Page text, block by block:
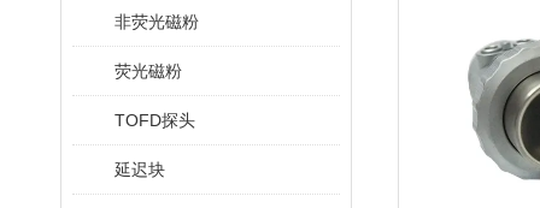
非荧光磁粉
荧光磁粉
TOFD探头
延迟块